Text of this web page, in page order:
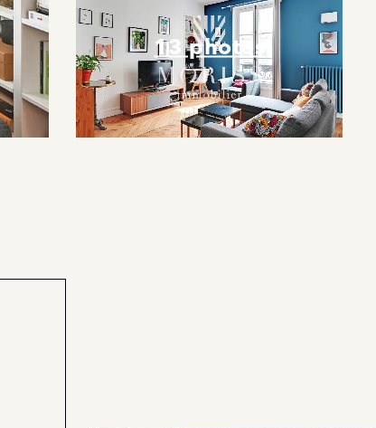
13 photos